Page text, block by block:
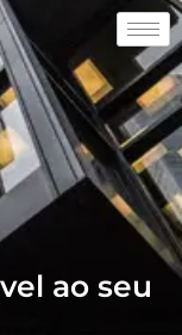
ao seu